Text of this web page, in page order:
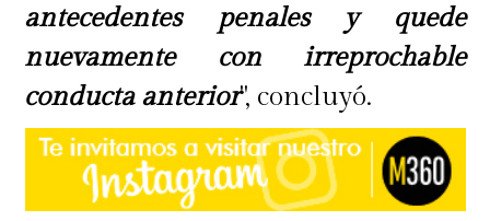
antecedentes penales y quede
nuevamente con irreprochable
conducta anterior", concluyó.